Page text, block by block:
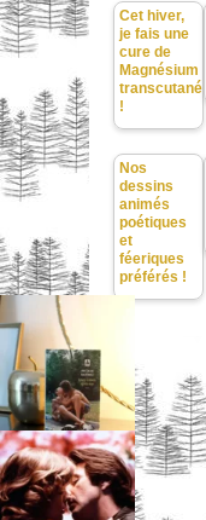
Cet hiver,
je fais une
cure de
Magnésium
transcutané
!
Nos
dessins
animés
poétiques
et
féeriques
préférés !